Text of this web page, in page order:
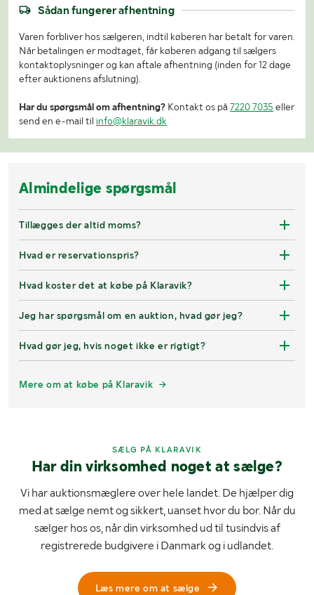
Sådan fungerer afhentning
Varen forbliver hos sælgeren, indtil køberen har betalt for varen.
Når betalingen er modtaget, får køberen adgang til sælgers
kontaktoplysninger og kan aftale afhentning (inden for 12 dage
efter auktionens afslutning).
Har du spørgsmål om afhentning? Kontakt os på 7220 7035 eller
send en e-mail til info@klaravik.dk
Almindelige spørgsmål
Tillægges der altid moms?
Hvad er reservationspris?
Hvad koster det at købe på Klaravik?
Jeg har spørgsmål om en auktion, hvad gør jeg?
Hvad gør jeg, hvis noget ikke er rigtigt?
Mere om at købe på Klaravik
SÆLG PÅ KLARAVIK
Har din virksomhed noget at sælge?
Vi har auktionsmæglere over hele landet. De hjælper dig
med at sælge nemt og sikkert, uanset hvor du bor. Når du
sælger hos os, når din virksomhed ud til tusindvis af
registrerede budgivere i Danmark og i udlandet.
Læs mere om at sælge